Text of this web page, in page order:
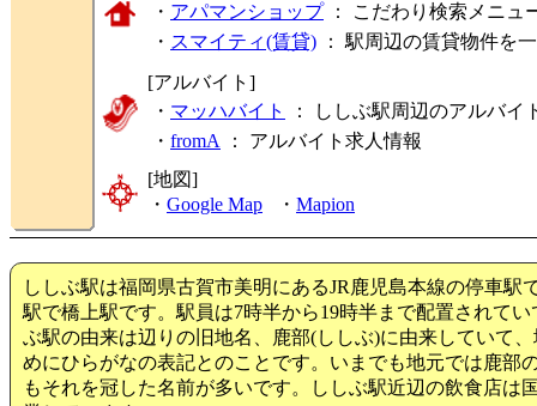
・ アパマンショップ： こだわり検索メニュ
・ スマイティ(賃貸) ： 駅周辺の賃貸物件を
[アルバイト]
・ マッハバイト
： ししぶ駅周辺のアルバイ
・ fromA ： アルバイト求人情報
[地図]
・ Google Map ・ Mapion
ししぶ駅は福岡県古賀市美明にあるJR鹿児島本線の停車駅
駅で橋上駅です。駅員は7時半から19時半まで配置されて
ぶ駅の由来は辺りの旧地名、鹿部(ししぶ)に由来していて
めにひらがなの表記とのことです。いまでも地元では鹿部
もそれを冠した名前が多いです。ししぶ駅近辺の飲食店は